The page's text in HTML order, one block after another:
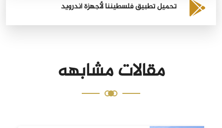
تحميل تطبيق فلسطيننا لأجهزة أندرويد
مقالات مشابهه